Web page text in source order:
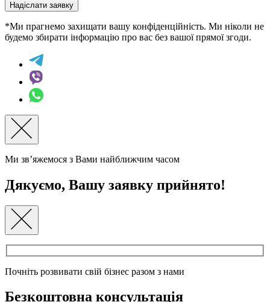
Надіслати заявку
*Ми прагнемо захищати вашу конфіденційність. Ми ніколи не
будемо збирати інформацію про вас без вашої прямої згоди.
Ми зв’яжемося з Вами найближчим часом
Дякуємо, Вашу заявку прийнято!
Почніть розвивати свій бізнес разом з нами
Безкоштовна консультація